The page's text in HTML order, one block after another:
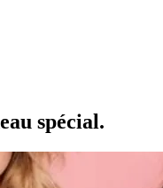
spécial.